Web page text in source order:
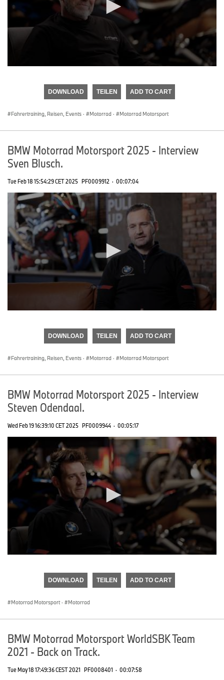
DOWNLOAD TEILEN ADD TO CART
Fahrertraining, Reisen, Events · Motorrad · Motorrad Motorsport
BMW Motorrad Motorsport 2025 - Interview
Sven Blusch.
Tue Feb 18 15:54:29 CET 2025 PF0009912 · 00:07:04
DOWNLOAD TEILEN ADD TO CART
Fahrertraining, Reisen, Events · Motorrad · Motorrad Motorsport
BMW Motorrad Motorsport 2025 - Interview
Steven Odendaal.
Wed Feb 19 16:39:10 CET 2025 PF0009944 · 00:05:17
DOWNLOAD TEILEN ADD TO CART
Motorrad Motorsport · Motorrad
BMW Motorrad Motorsport WorldSBK Team
2021 - Back on Track.
Tue May 18 17:49:36 CEST 2021 PF0008401 · 00:07:58